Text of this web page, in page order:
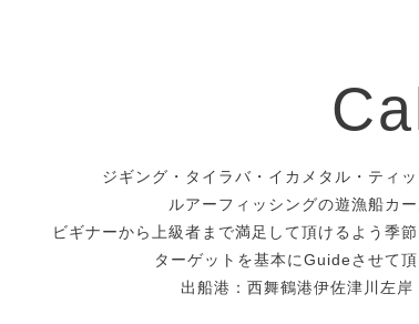
ジギング・タイラバ・イカメタル・ティ
ルアーフィッシングの遊漁船カー
ビギナーから上級者まで満足して頂けるよう季
ターゲットを基本にGuideさせて頂
出船港：西舞鶴港伊佐津川左岸